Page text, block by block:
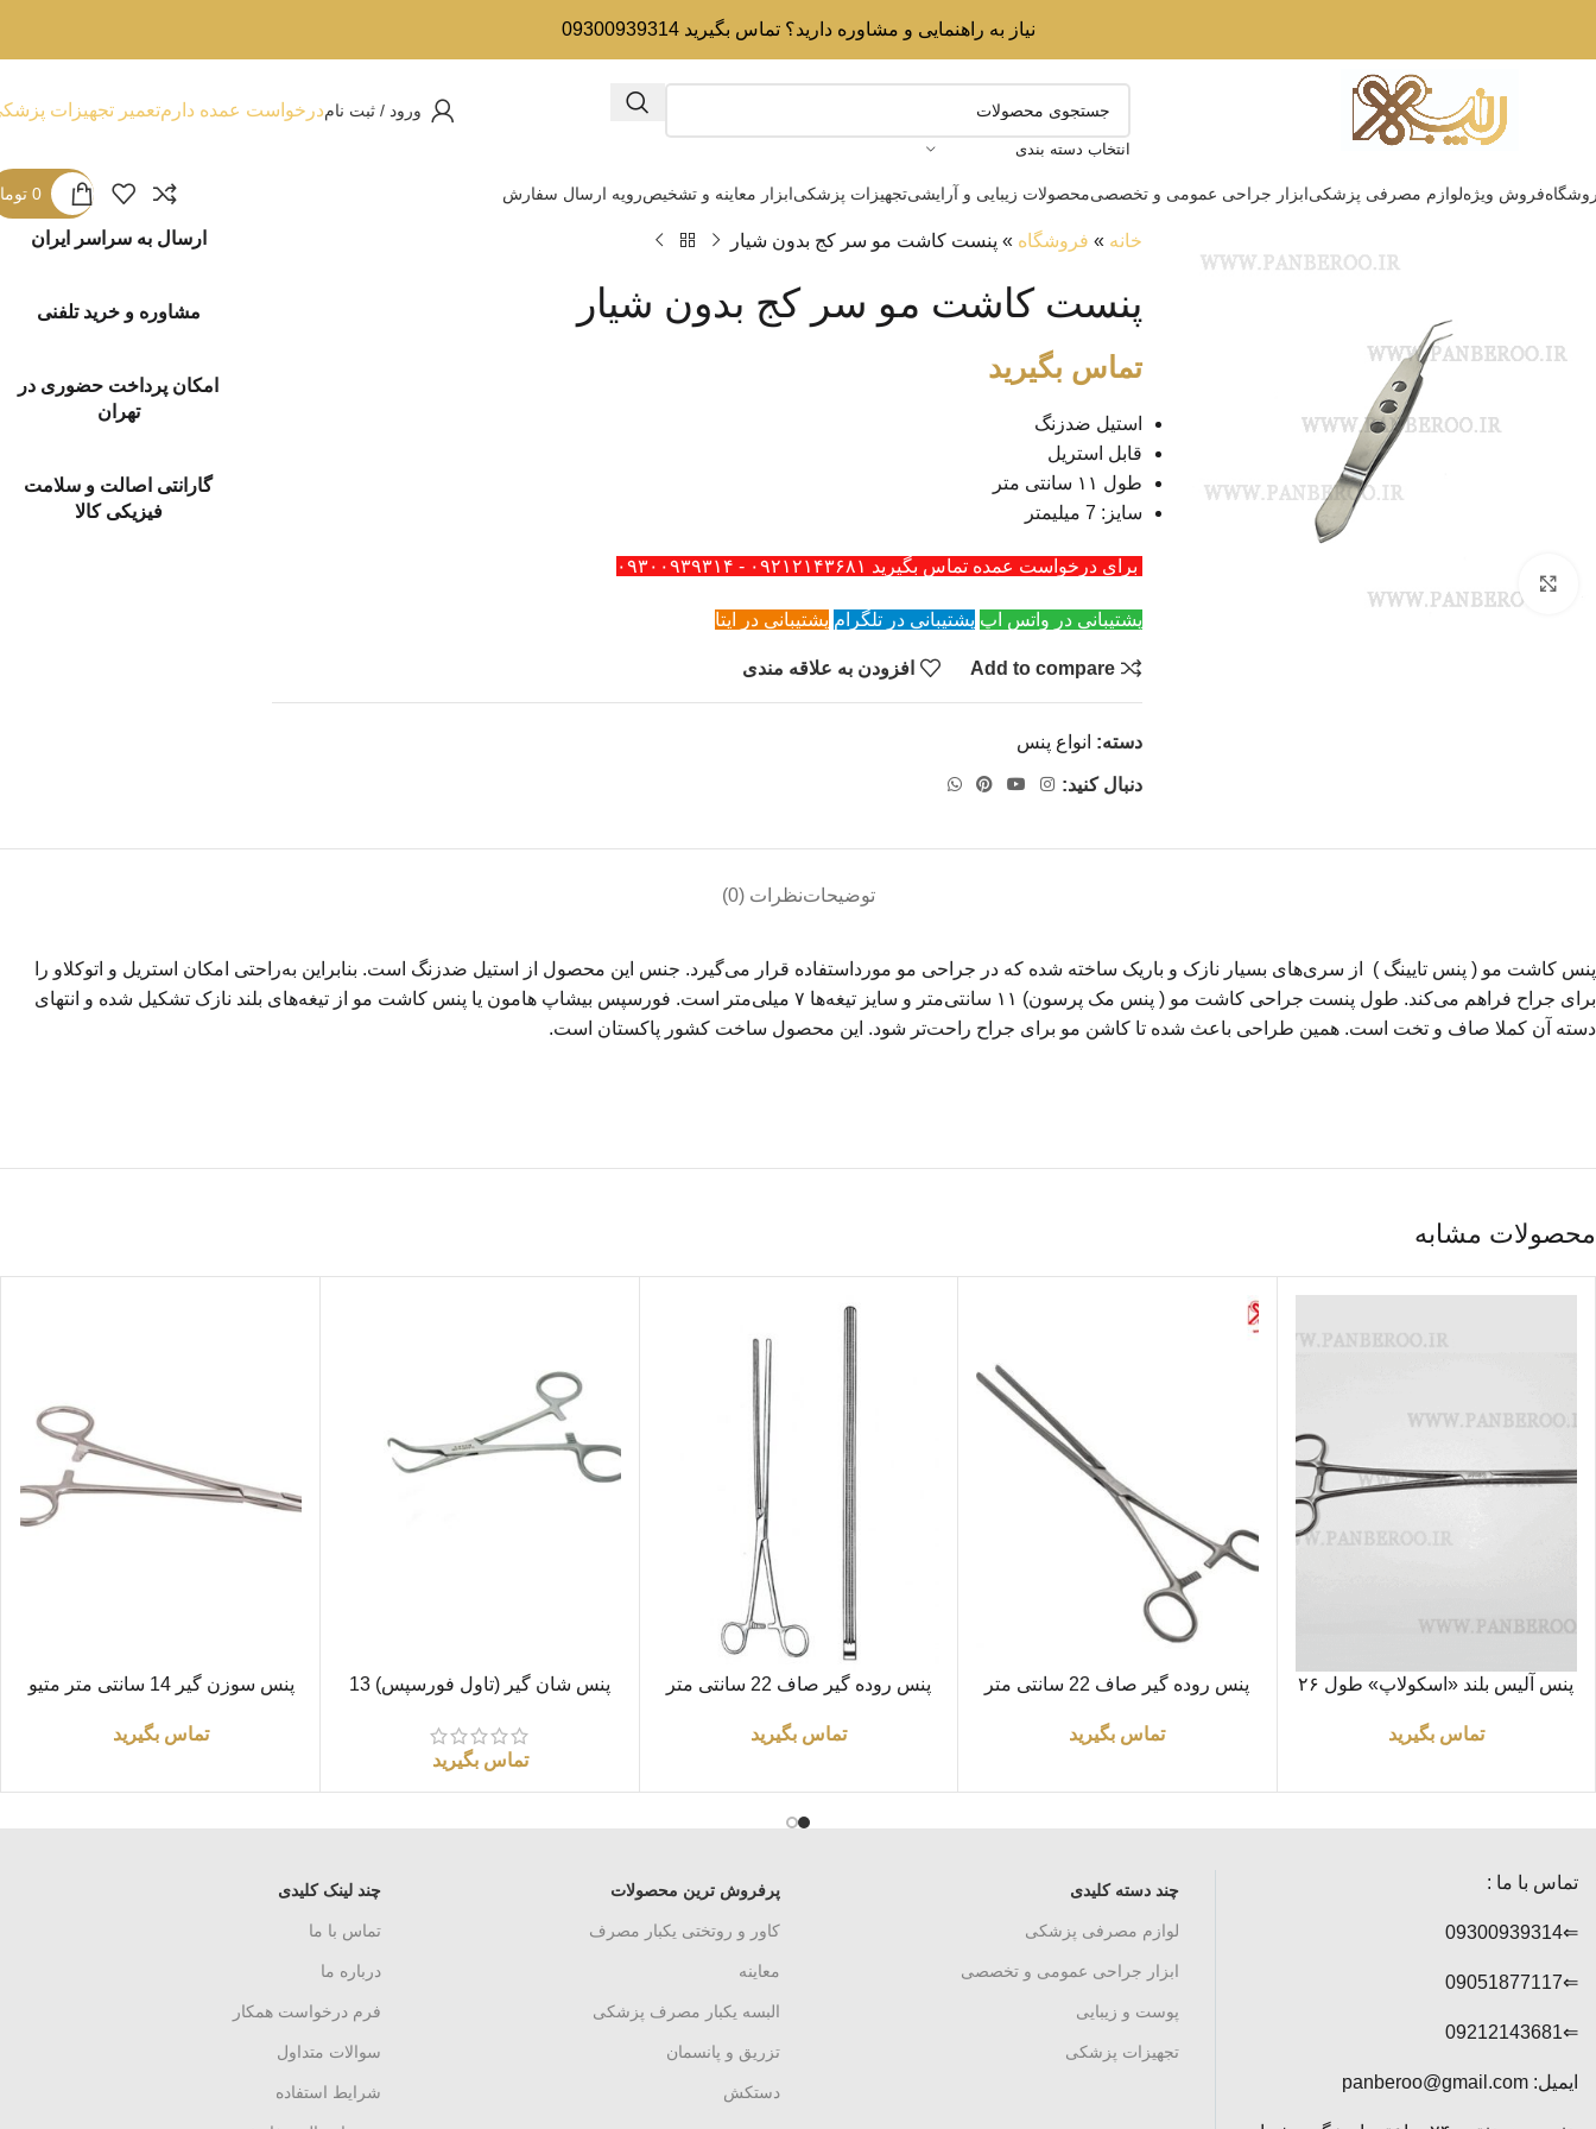
نیاز به راهنمایی و مشاوره دارید؟ تماس بگیرید 09300939314
انتخاب دسته بندی
ورود / ثبت نامدرخواست عمده دارمتعمیر تجهیزات
فروش ویژهلوازم مصرفی پزشکیابزار جراحی عمومی و تخصصیمحصولات زیبایی و آرایشیتجهیزات پزشکیابزار معاینه و تشخیصرویه ارسال سفارش 0
خانه » فروشگاه » پنست کاشت مو سر کج بدون شیار
پنست کاشت مو سر کج بدون شیار
تماس بگیرید
استیل ضدزنگ
قابل استریل
طول ۱۱ سانتی متر
سایز: 7 میلیمتر
برای درخواست عمده تماس بگیرید ۰۹۲۱۲۱۴۳۶۸۱ - ۰۹۳۰۰۹۳۹۳۱۴
پشتیبانی در واتس اپ پشتیبانی در تلگرام پشتیبانی در ایتا
Add to compare افزودن به علاقه مندی
دسته: انواع پنس
دنبال کنید:
ارسال به سراسر ایران
مشاوره و خرید تلفنی
امکان پرداخت حضوری در
تهران
گارانتی اصالت و سلامت
فیزیکی کالا
توضیحاتنظرات (0)
پنس کاشت مو ( پنس تایینگ ) از سری‌های بسیار نازک و باریک ساخته شده که در جراحی مو مورداستفاده قرار می‌گیرد. جنس این محصول از استیل ضدزنگ است. بنابراین به‌راحتی امکان استریل و اتوکلاو را
برای جراح فراهم می‌کند. طول پنست جراحی کاشت مو ( پنس مک پرسون) ۱۱ سانتی‌متر و سایز تیغه‌ها ۷ میلی‌متر است. فورسپس بیشاپ هامون یا پنس کاشت مو از تیغه‌های بلند نازک تشکیل شده و انتهای
دسته آن کملا صاف و تخت است. همین طراحی باعث شده تا کاشن مو برای جراح راحت‌تر شود. این محصول ساخت کشور پاکستان است.
محصولات مشابه
اطلاعات بیشتر
پنس آلیس بلند «اسکولاپ» طول ۲۶
تماس بگیرید
اطلاعات بیشتر
پنس روده گیر صاف 22 سانتی متر
تماس بگیرید
اطلاعات بیشتر
پنس روده گیر صاف 22 سانتی متر
تماس بگیرید
اطلاعات بیشتر
پنس شان گیر (تاول فورسپس) 13
تماس بگیرید
اطلاعات بیشتر
پنس سوزن گیر 14 سانتی متر متیو
تماس بگیرید
چند لینک کلیدی
تماس با ما
درباره ما
فرم درخواست همکار
سوالات متداول
شرایط استفاده
پرفروش ترین محصولات
کاور و روتختی یکبار مصرف
معاینه
البسه یکبار مصرف پزشکی
تزریق و پانسمان
دستکش
چند دسته کلیدی
لوازم مصرفی پزشکی
ابزار جراحی عمومی و تخصصی
پوست و زیبایی
تجهیزات پزشکی
تماس با ما :
⇐09300939314
⇐09051877117
⇐09212143681
ایمیل: panberoo@gmail.com